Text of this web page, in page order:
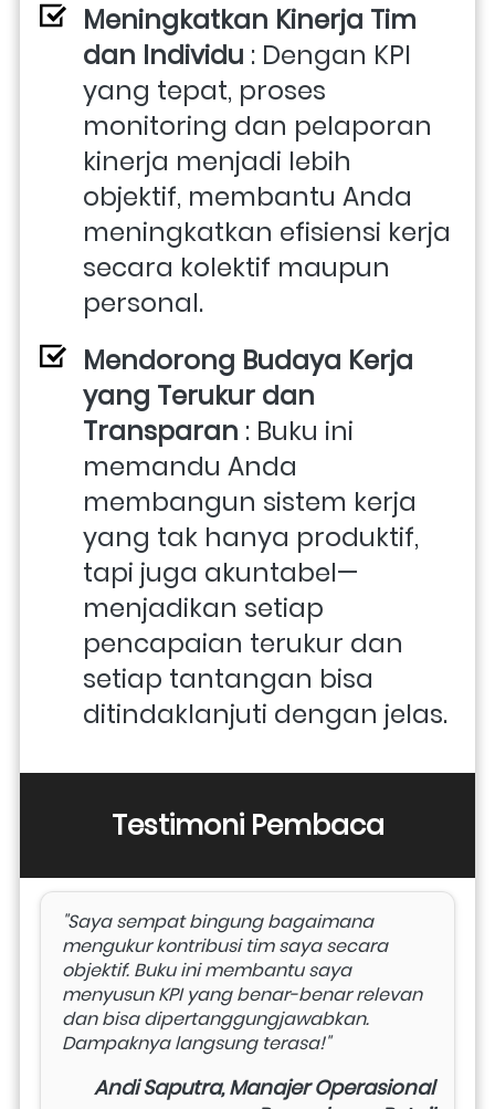
Meningkatkan Kinerja Tim
dan Individu : Dengan KPI
yang tepat, proses
monitoring dan pelaporan
kinerja menjadi lebih
objektif, membantu Anda
meningkatkan efisiensi kerja
secara kolektif maupun
personal.
Mendorong Budaya Kerja
yang Terukur dan
Transparan : Buku ini
memandu Anda
membangun sistem kerja
yang tak hanya produktif,
tapi juga akuntabel—
menjadikan setiap
pencapaian terukur dan
setiap tantangan bisa
ditindaklanjuti dengan jelas.
Testimoni Pembaca
"Saya sempat bingung bagaimana
mengukur kontribusi tim saya secara
objektif. Buku ini membantu saya
menyusun KPI yang benar-benar relevan
dan bisa dipertanggungjawabkan.
Dampaknya langsung terasa!"
Andi Saputra, Manajer Operasional